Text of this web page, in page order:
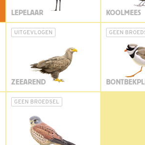
LEPELAAR KOOLMEES
UITGEVLOGEN
ZEEAREND
GEEN
GEEN BROEDSEL